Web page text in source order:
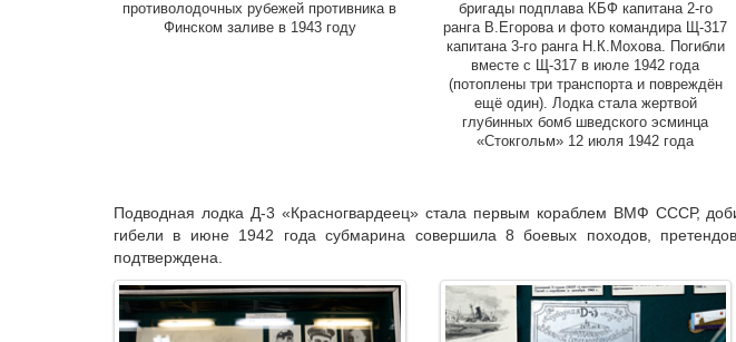
противолодочных рубежей противника в
Финском заливе в 1943 году
бригады подплава КБФ капитана 2-го
ранга В.Егорова и фото командира Щ-317
капитана 3-го ранга Н.К.Мохова. Погибли
вместе с Щ-317 в июле 1942 года
(потоплены три транспорта и повреждён
ещё один). Лодка стала жертвой
глубинных бомб шведского эсминца
«Стокгольм» 12 июля 1942 года
Подводная лодка Д-3 «Красногвардеец» стала первым кораблем ВМФ СССР,
гибели в июне 1942 года субмарина совершила 8 боевых походов,
подтверждена.